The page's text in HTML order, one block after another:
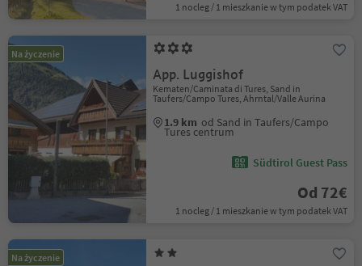
1 nocleg / 1 mieszkanie w tym podatek VAT
Na życzenie
App. Luggishof
Kematen/Caminata di Tures, Sand in
Taufers/Campo Tures, Ahrntal/Valle Aurina
1.9 km od Sand in Taufers/Campo
Tures centrum
Südtirol Guest Pass
Od 72€
1 nocleg / 1 mieszkanie w tym podatek VAT
Na życzenie